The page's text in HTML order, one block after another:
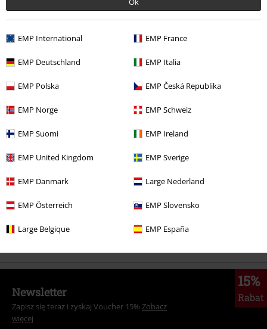
EMP International EMP France
EMP Deutschland EMP Italia
EMP Polska EMP Česká Republika
EMP Norge EMP Schweiz
EMP Suomi EMP Ireland
EMP United Kingdom EMP Sverige
EMP Danmark Large Nederland
EMP Österreich EMP Slovensko
Large Belgique EMP España
Więcej kategorii. Więcej możliwości.
Zespoły Sustainable Band Merch
Wyprzedaż % Odzież Koszulki i Topy Koszulki
Mężczyźni Odzież Koszulki & topy Koszulki
Zespoły Gatunki muzyczne
Zespoły Odzież
15%
Rabat
Newsletter
Zapisz się teraz i zyskaj Voucher 15% Zobacz
więcej